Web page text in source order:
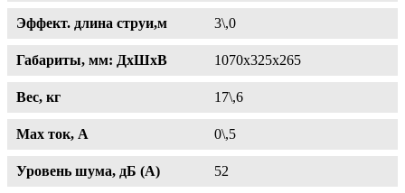
Эффект. длина струи,м 3\,0
Габариты, мм: ДхШхВ 1070х325х265
Вес, кг 17\,6
Max ток, A 0\,5
Уровень шума, дБ (А) 52